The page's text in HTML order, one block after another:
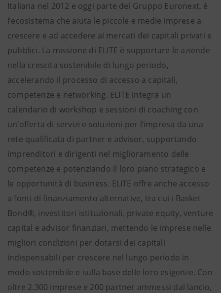
Italiana nel 2012 e oggi parte del Gruppo Euronext, è
l’ecosistema che aiuta le piccole e medie imprese a
crescere e ad accedere ai mercati dei capitali privati e
pubblici. La missione di ELITE è supportare le aziende
nella crescita sostenibile di lungo periodo,
accelerando il processo di accesso a capitali,
competenze e networking. ELITE integra un
calendario di workshop e sessioni di coaching con
un’offerta di servizi e soluzioni per l’impresa da una
rete qualificata di partner e advisor, supportando
imprenditori e dirigenti nel miglioramento delle
competenze e potenziando il loro piano strategico e
le opportunità di business. ELITE offre anche accesso
a fonti di finanziamento alternative, tra cui i Basket
Bond®, investitori istituzionali, private equity, venture
capital e advisor finanziari, mettendo le imprese nelle
migliori condizioni per dotarsi dei capitali
indispensabili per crescere nel lungo periodo in
modo sostenibile e sulla base delle loro esigenze. Con
oltre 2.300 imprese e 200 partner ammessi dal lancio,